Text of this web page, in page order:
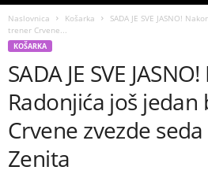
Naslovnica Košarka
SADA JE SVE JASNO!
trener Crvene...
KOŠARKA
SADA JE SVE
Radonjića još
Crvene zvezde
Zenita